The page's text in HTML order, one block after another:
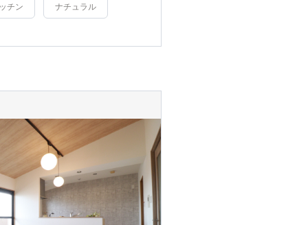
チン ナチュラル